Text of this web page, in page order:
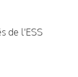
de l'ESS